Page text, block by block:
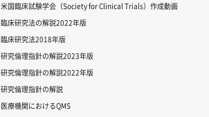
米国臨床試験学会（Society for Clinical Trials）作成動画
臨床研究法の解説2022年版
臨床研究法2018年版
研究倫理指針の解説2023年版
研究倫理指針の解説2022年版
研究倫理指針の解説
医療機関におけるQMS